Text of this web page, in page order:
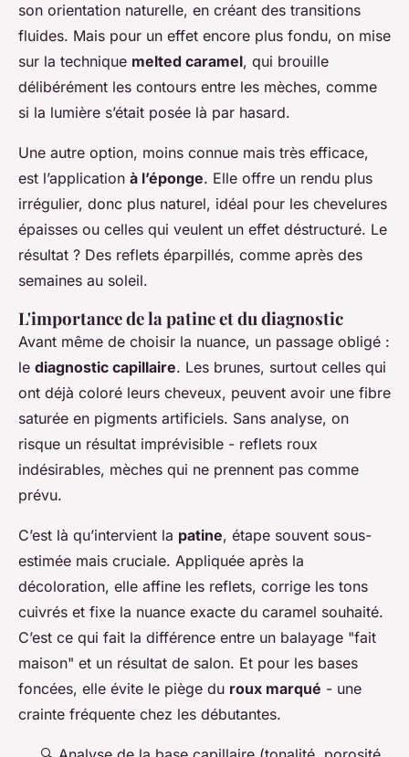
son orientation naturelle, en créant des transitions
fluides. Mais pour un effet encore plus fondu, on mise
sur la technique melted caramel, qui brouille
délibérément les contours entre les mèches, comme
si la lumière s’était posée là par hasard.
Une autre option, moins connue mais très efficace,
est l’application à l’éponge. Elle offre un rendu plus
irrégulier, donc plus naturel, idéal pour les chevelures
épaisses ou celles qui veulent un effet déstructuré. Le
résultat ? Des reflets éparpillés, comme après des
semaines au soleil.
L'importance de la patine et du diagnostic
Avant même de choisir la nuance, un passage obligé :
le diagnostic capillaire. Les brunes, surtout celles qui
ont déjà coloré leurs cheveux, peuvent avoir une fibre
saturée en pigments artificiels. Sans analyse, on
risque un résultat imprévisible - reflets roux
indésirables, mèches qui ne prennent pas comme
prévu.
C’est là qu’intervient la patine, étape souvent sous-
estimée mais cruciale. Appliquée après la
décoloration, elle affine les reflets, corrige les tons
cuivrés et fixe la nuance exacte du caramel souhaité.
C’est ce qui fait la différence entre un balayage "fait
maison" et un résultat de salon. Et pour les bases
foncées, elle évite le piège du roux marqué - une
crainte fréquente chez les débutantes.